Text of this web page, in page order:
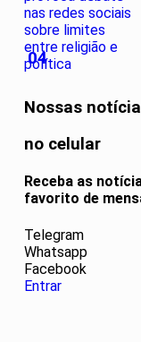
04
Nossas
no celular
Receba as
favorito de
Telegram
Whatsapp
Facebook
Entrar